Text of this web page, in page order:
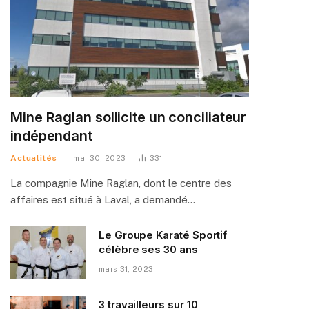
Mine Raglan sollicite un conciliateur
indépendant
Actualités mai 30, 2023 331
La compagnie Mine Raglan, dont le centre des
affaires est situé à Laval, a demandé…
Le Groupe Karaté Sportif
célèbre ses 30 ans
mars 31, 2023
3 travailleurs sur 10